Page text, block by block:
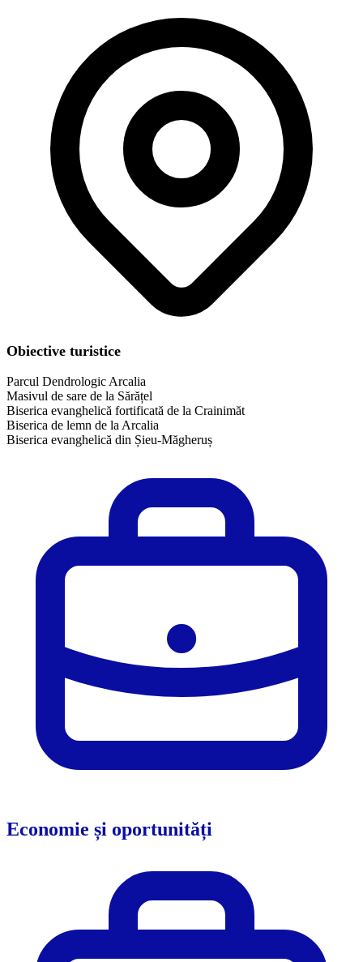
Obiective turistice
Parcul Dendrologic Arcalia
Masivul de sare de la Sărățel
Biserica evanghelică fortificată de la Crainimăt
Biserica de lemn de la Arcalia
​Biserica evanghelică din Șieu-Măgheruș
Economie și oportunități